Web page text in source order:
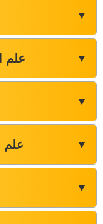
▼
علم ▼
▼
علم ▼
▼